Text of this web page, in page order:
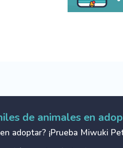
de animales en
adoptar? ¡Prueba Miwuki